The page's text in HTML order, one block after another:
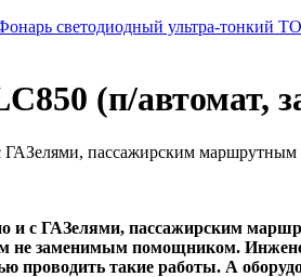
светодиодный ультра-тонкий
(п/автомат,
пассажирским
и с ГАЗелями, пассажирским
не заменимым помощником.
проводить такие работы. А